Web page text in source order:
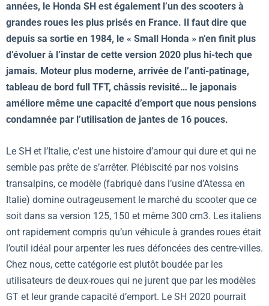
années, le Honda SH est également l’un des scooters à
grandes roues les plus prisés en France. Il faut dire que
depuis sa sortie en 1984, le « Small Honda » n’en finit plus
d’évoluer à l’instar de cette version 2020 plus hi-tech que
jamais. Moteur plus moderne, arrivée de l’anti-patinage,
tableau de bord full TFT, châssis revisité… le japonais
améliore même une capacité d’emport que nous pensions
condamnée par l’utilisation de jantes de 16 pouces.
Le SH et l’Italie, c’est une histoire d’amour qui dure et qui ne
semble pas prête de s’arrêter. Plébiscité par nos voisins
transalpins, ce modèle (fabriqué dans l’usine d’Atessa en
Italie) domine outrageusement le marché du scooter que ce
soit dans sa version 125, 150 et même 300 cm3. Les italiens
ont rapidement compris qu’un véhicule à grandes roues était
l’outil idéal pour arpenter les rues défoncées des centre-villes.
Chez nous, cette catégorie est plutôt boudée par les
utilisateurs de deux-roues qui ne jurent que par les modèles
GT et leur grande capacité d’emport. Le SH 2020 pourrait